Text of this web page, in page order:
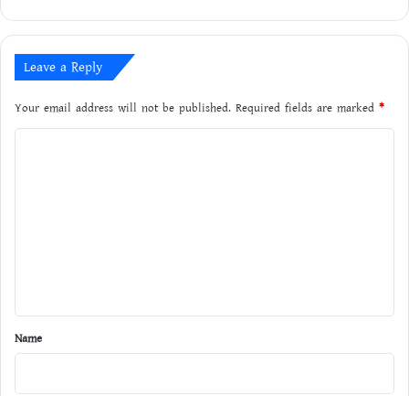
Leave a Reply
Your email address will not be published. Required fields are marked *
*
Name